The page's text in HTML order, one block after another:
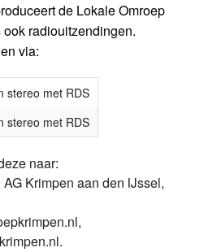
de Lokale Omroep
radiouitzendingen.
via:
stereo met RDS
stereo met RDS
naar:
Krimpen aan den IJssel,